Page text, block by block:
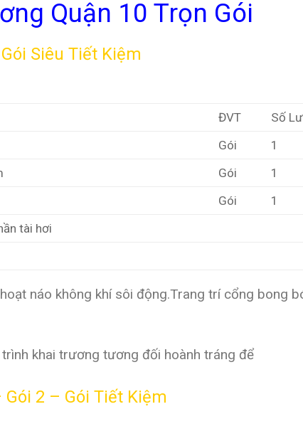
Quận 10 Trọn Gói
Siêu Tiết Kiệm
ĐVT Số
Gói 1
Gói 1
Gói 1
tài hơi
náo không khí sôi động.Trang trí cổng bong
khai trương tương đối hoành tráng để
2 – Gói Tiết Kiệm